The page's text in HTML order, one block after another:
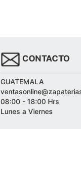
CONTACTO
GUATEMALA
08:00 - 18:00 Hrs
Lunes a Viernes